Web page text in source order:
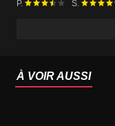
P. S.
À VOIR AUSSI